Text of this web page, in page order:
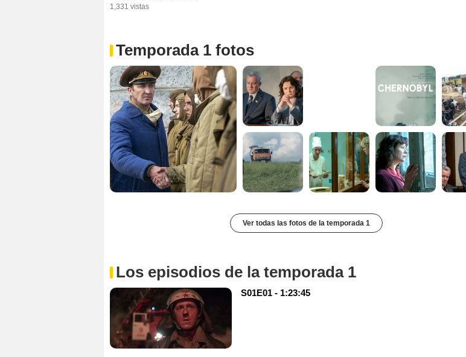
1,331 vistas
Temporada 1 fotos
Ver todas las fotos de la temporada 1
Los episodios de la temporada 1
S01E01 - 1:23:45